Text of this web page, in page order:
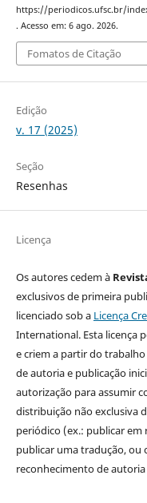
https://periodicos.ufsc.br/
. Acesso em: 6 ago. 2026.
Fomatos de Citação
Edição
v. 17 (2025)
Seção
Resenhas
Licença
Os autores cedem à
exclusivos de primeira
licenciado sob a Licença
International. Esta licença
e criem a partir do
de autoria e publicação
autorização para assumir
distribuição não exclusiva
periódico (ex.: publicar
publicar uma tradução, ou
reconhecimento de